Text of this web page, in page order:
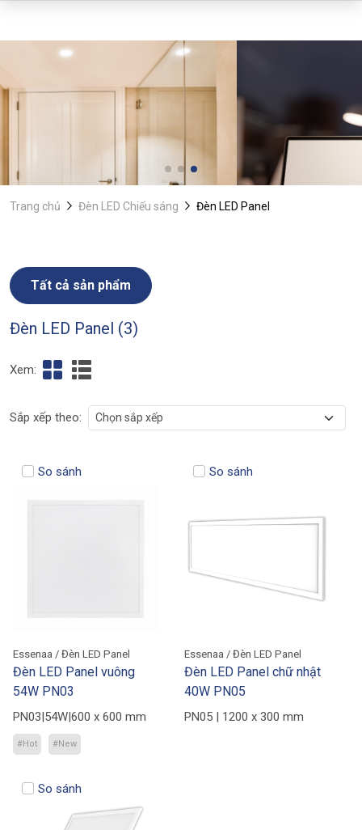
Trang chủ Đèn LED Chiếu sáng Đèn LED Panel
Tất cả sản phẩm
Đèn LED Panel (3)
Xem:
Sắp xếp theo:
Essenaa / Đèn LED Panel
Đèn LED Panel vuông
54W PN03
PN03|54W|600 x 600 mm
#Hot #New
So sánh
Essenaa / Đèn LED Panel
Đèn LED Panel chữ nhật
40W PN05
PN05 | 1200 x 300 mm
So sánh
So sánh